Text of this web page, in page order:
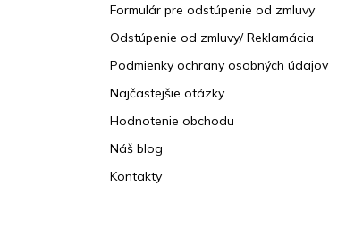
Formulár pre odstúpenie od zmluvy
Odstúpenie od zmluvy/ Reklamácia
Podmienky ochrany osobných údajov
Najčastejšie otázky
Hodnotenie obchodu
Náš blog
Kontakty